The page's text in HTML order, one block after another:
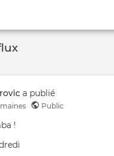
contenu
a publié
Public
!